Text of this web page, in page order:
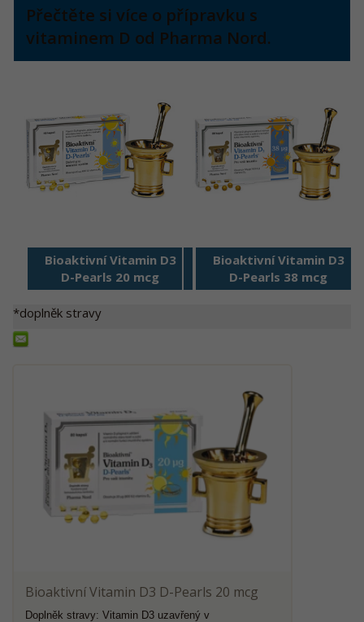
Přečtěte si více o přípravku s
vitaminem D od Pharma Nord.
Bioaktivní Vitamin D3
D-Pearls 20 mcg
Bioaktivní Vitamin D3
D-Pearls 38 mcg
*doplněk stravy
Bioaktivní Vitamin D3 D-Pearls 20 mcg
Doplněk stravy: Vitamin D3 uzavřený v